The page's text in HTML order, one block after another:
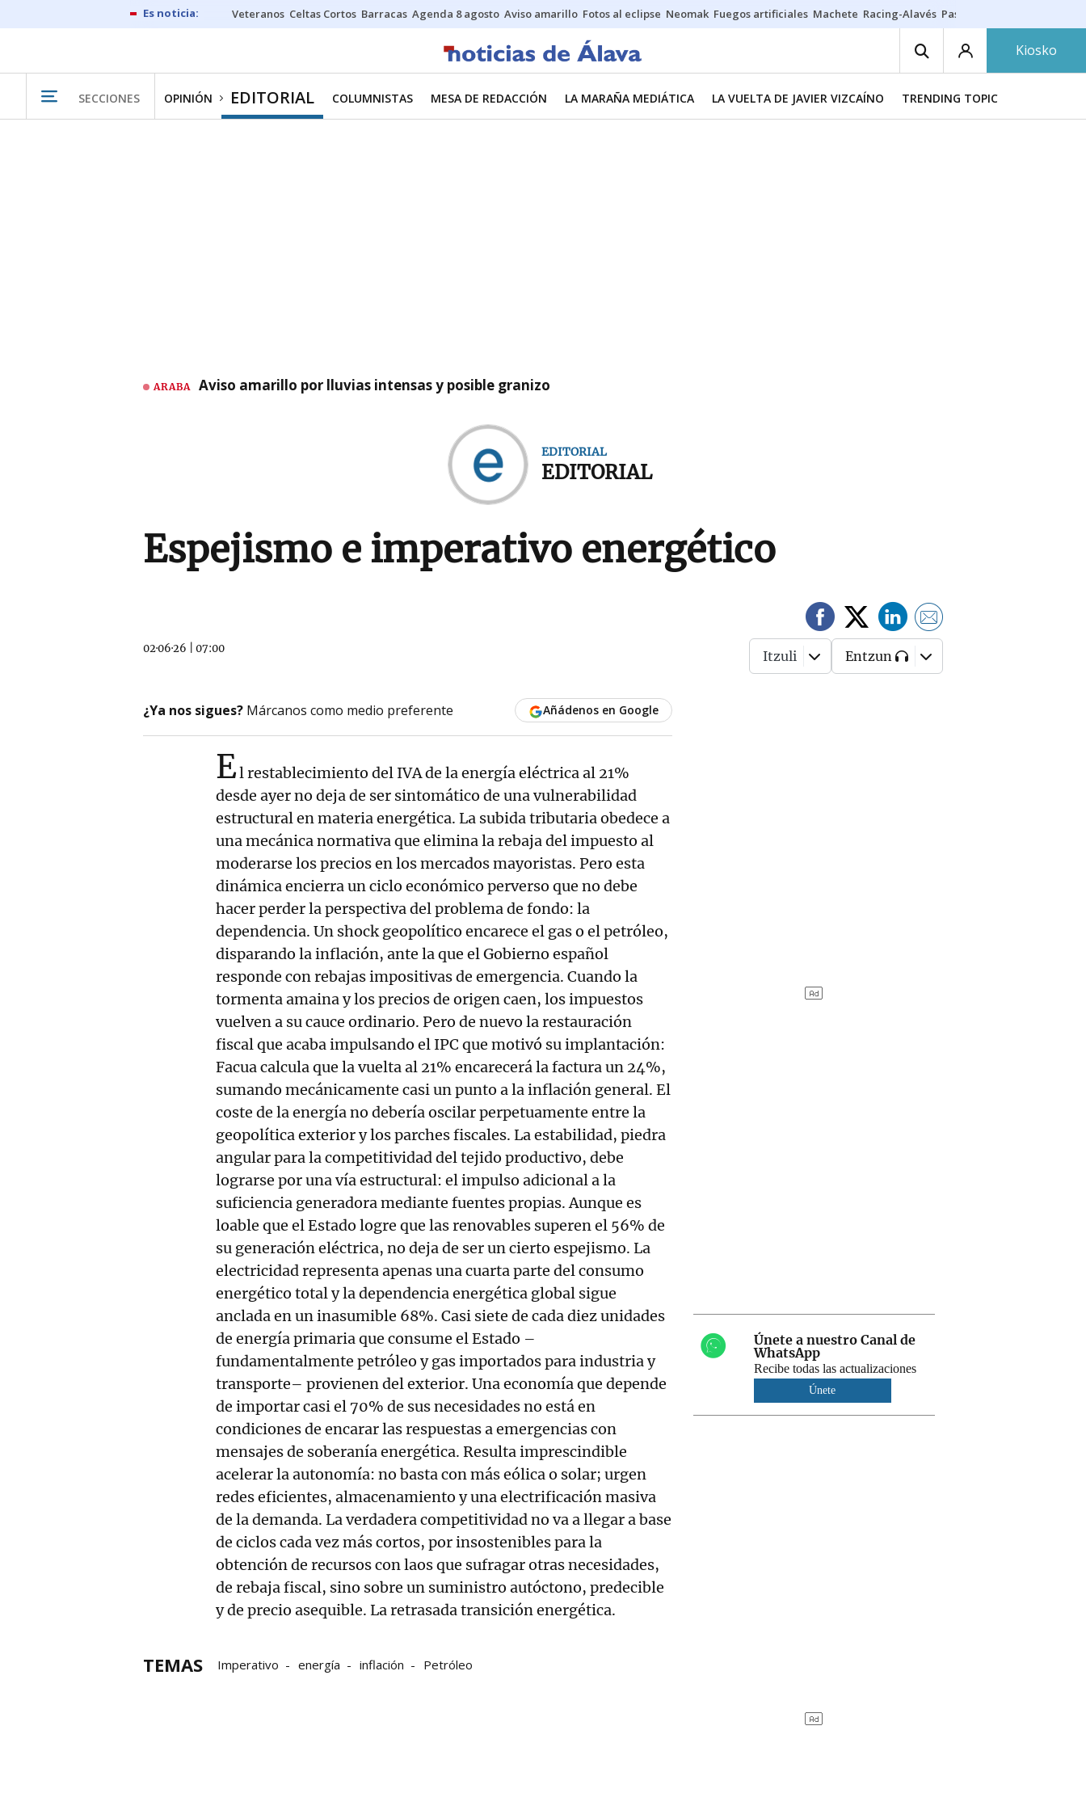
Veteranos Celtas Cortos Barracas Agenda 8 agosto Aviso amarillo Fotos al eclipse Neomak Fuegos artificiales Machete Racing-Alavés Paseíllo 7 agosto
Kiosko
SECCIONES OPINIÓN EDITORIAL COLUMNISTAS MESA DE REDACCIÓN LA MARAÑA MEDIÁTICA LA VUELTA DE JAVIER VIZCAÍNO TRENDING TOPIC
ARABA Aviso amarillo por lluvias intensas y posible granizo
EDITORIAL
EDITORIAL
Espejismo e imperativo energético
02·06·26 07:00 Itzuli Entzun
¿Ya nos sigues? Márcanos como medio preferente Añádenos en Google
El restablecimiento del IVA de la energía eléctrica al 21%
desde ayer no deja de ser sintomático de una vulnerabilidad
estructural en materia energética. La subida tributaria obedece a
una mecánica normativa que elimina la rebaja del impuesto al
moderarse los precios en los mercados mayoristas. Pero esta
dinámica encierra un ciclo económico perverso que no debe
hacer perder la perspectiva del problema de fondo: la
dependencia. Un shock geopolítico encarece el gas o el petróleo,
disparando la inflación, ante la que el Gobierno español
responde con rebajas impositivas de emergencia. Cuando la
tormenta amaina y los precios de origen caen, los impuestos
vuelven a su cauce ordinario. Pero de nuevo la restauración
fiscal que acaba impulsando el IPC que motivó su implantación:
Facua calcula que la vuelta al 21% encarecerá la factura un 24%,
sumando mecánicamente casi un punto a la inflación general. El
coste de la energía no debería oscilar perpetuamente entre la
geopolítica exterior y los parches fiscales. La estabilidad, piedra
angular para la competitividad del tejido productivo, debe
lograrse por una vía estructural: el impulso adicional a la
suficiencia generadora mediante fuentes propias. Aunque es
loable que el Estado logre que las renovables superen el 56% de
su generación eléctrica, no deja de ser un cierto espejismo. La
electricidad representa apenas una cuarta parte del consumo
energético total y la dependencia energética global sigue
anclada en un inasumible 68%. Casi siete de cada diez unidades
de energía primaria que consume el Estado –
fundamentalmente petróleo y gas importados para industria y
transporte– provienen del exterior. Una economía que depende
de importar casi el 70% de sus necesidades no está en
condiciones de encarar las respuestas a emergencias con
mensajes de soberanía energética. Resulta imprescindible
acelerar la autonomía: no basta con más eólica o solar; urgen
redes eficientes, almacenamiento y una electrificación masiva
de la demanda. La verdadera competitividad no va a llegar a base
de ciclos cada vez más cortos, por insostenibles para la
obtención de recursos con laos que sufragar otras necesidades,
de rebaja fiscal, sino sobre un suministro autóctono, predecible
y de precio asequible. La retrasada transición energética.
TEMAS Imperativo energía inflación Petróleo
Únete a nuestro Canal de
WhatsApp
Recibe todas las actualizaciones
Únete